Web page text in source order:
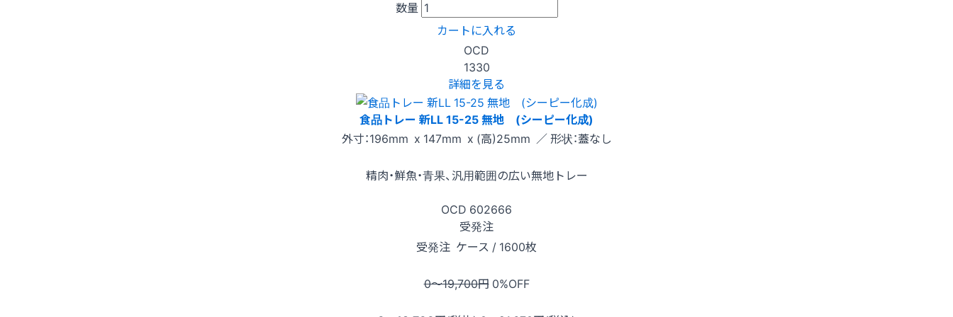
数量
カートに入れる
OCD
1330
詳細を見る
食品トレー 新LL 15-25 無地 (シーピー化成)
外寸：196mm x 147mm x (高)25mm ／ 形状：蓋なし
精肉・鮮魚・青果、汎用範囲の広い無地トレー
OCD 602666
受発注
受発注 ケース / 1600枚
0〜19,700円 0%OFF